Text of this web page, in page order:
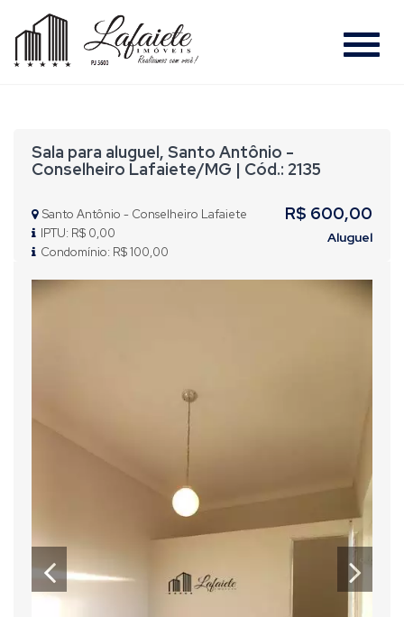
#
Sala para aluguel, Santo Antônio -
Conselheiro Lafaiete/MG | Cód.: 2135
Santo Antônio - Conselheiro Lafaiete
IPTU: R$ 0,00
Condomínio: R$ 100,00
R$ 600,00
Aluguel
Previous